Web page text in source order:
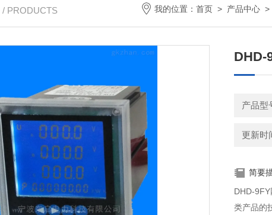
/ PRODUCTS 我的位置： 首页 > 产品中心
DHD-
产品型
更新时
简要
DHD-
类产品的